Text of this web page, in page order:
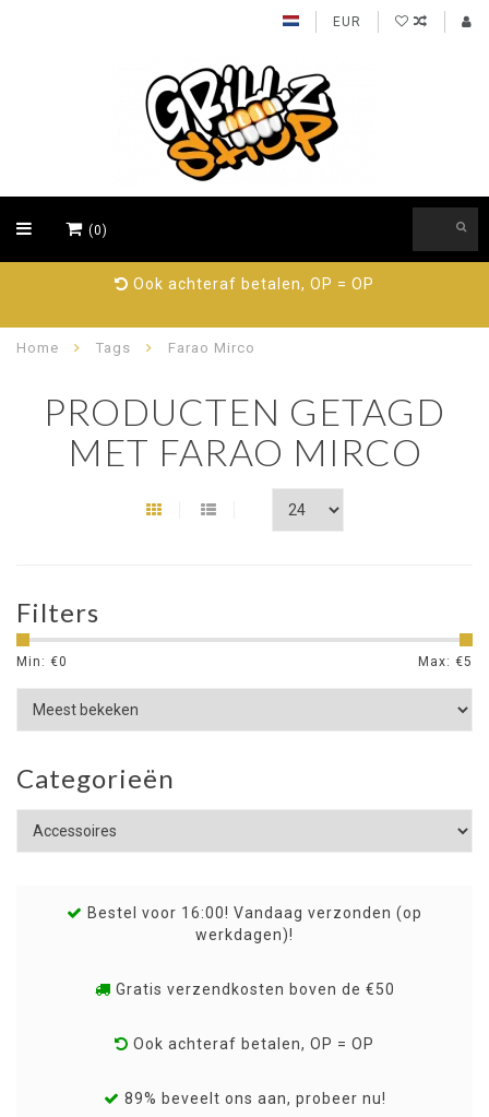
EUR
(0)
Ook achteraf betalen, OP = OP
Home Tags Farao Mirco
PRODUCTEN GETAGD
MET FARAO MIRCO
Filters
Min: €0 Max: €5
Categorieën
Bestel voor 16:00! Vandaag verzonden (op
werkdagen)!
Gratis verzendkosten boven de €50
Ook achteraf betalen, OP = OP
89% beveelt ons aan, probeer nu!